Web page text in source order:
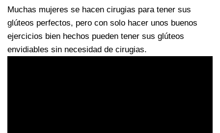
Muchas mujeres se hacen cirugias para tener sus
glúteos perfectos, pero con solo hacer unos buenos
ejercicios bien hechos pueden tener sus glúteos
envidiables sin necesidad de cirugias.